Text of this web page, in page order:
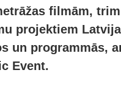
filmām,
projektiem
un programmās,
Event.